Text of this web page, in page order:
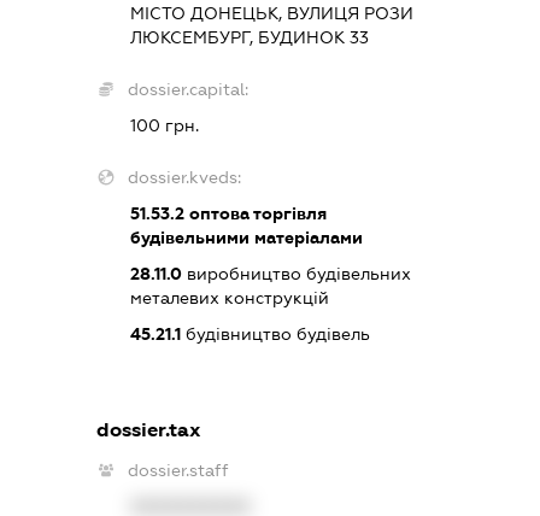
МІСТО ДОНЕЦЬК, ВУЛИЦЯ РОЗИ
ЛЮКСЕМБУРГ, БУДИНОК 33
dossier.capital:
100 грн.
dossier.kveds:
51.53.2оптова торгівля
будівельними матеріалами
28.11.0виробництво будівельних
металевих конструкцій
45.21.1будівництво будівель
dossier.tax
dossier.staff